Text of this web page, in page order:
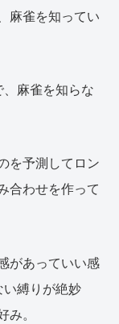
麻雀を知ってい
麻雀を知らな
を予測してロン
合わせを作って
があっていい感
縛りが絶妙
。